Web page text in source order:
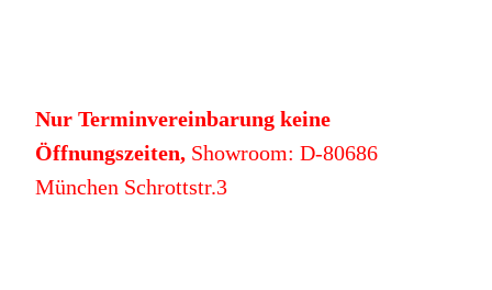
Nur Terminvereinbarung keine
Öffnungszeiten,Showroom: D-80686
München Schrottstr.3